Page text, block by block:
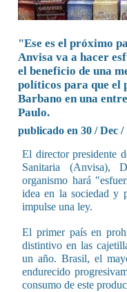
"Ese es el próximo
Anvisa va a hacer
el beneficio de una
políticos para que el
Barbano en una
Paulo.
publicado en 30 / Dec /
El director presidente
Sanitaria (Anvisa),
organismo hará
idea en la sociedad y
impulse una ley.
El primer país en
distintivo en las
un año. Brasil, el
endurecido
consumo de este